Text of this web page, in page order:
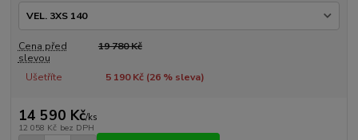
Cena před
slevou
19 780 Kč
Ušetříte 5 190 Kč (26% sleva)
14 590 Kč/ks
12 058 Kč bez DPH